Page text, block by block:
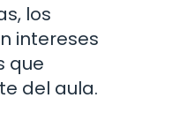
los
intereses
que
del aula.